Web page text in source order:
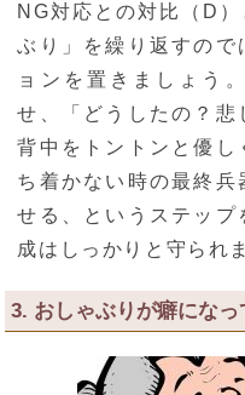
NG対応との対比（D
ぶり」を繰り返すので
ョンを置きましょう
せ、「どうしたの？悲
背中をトントンと優し
ち着かない時の最終兵
せる、というステップ
成はしっかりと守られ
3. おしゃぶりが癖にな